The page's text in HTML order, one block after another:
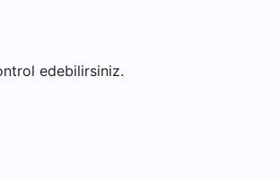
edebilirsiniz.